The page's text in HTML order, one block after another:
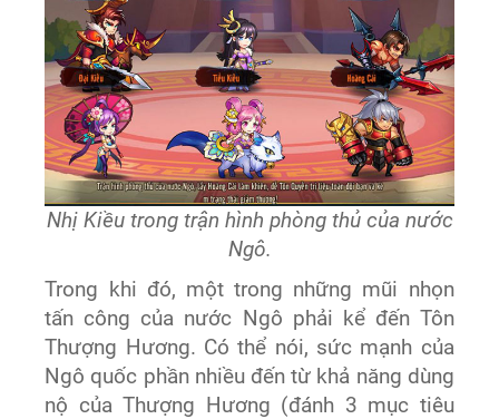
Nhị Kiều trong trận hình phòng thủ của nước
Ngô.
Trong khi đó, một trong những mũi nhọn
tấn công của nước Ngô phải kể đến Tôn
Thượng Hương. Có thể nói, sức mạnh của
Ngô quốc phần nhiều đến từ khả năng dùng
nộ của Thượng Hương (đánh 3 mục tiêu